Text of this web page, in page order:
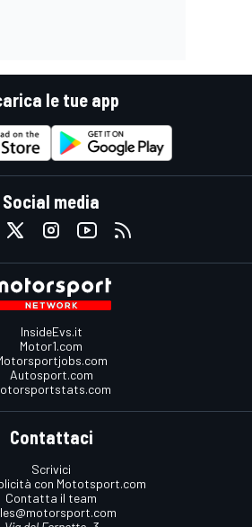
le tue app
Social media
InsideEvs.it
Motor1.com
Autosport.com
Contattaci
Scrivici
con Mototsport.com
Contatta il team